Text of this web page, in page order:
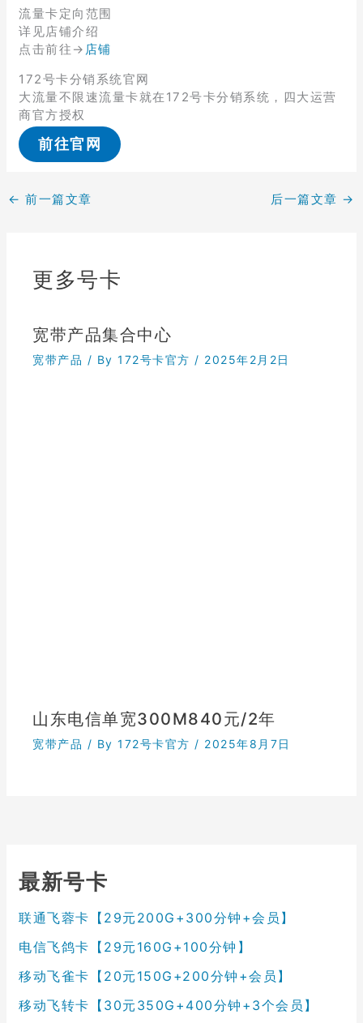
流量卡定向范围
详见店铺介绍
点击前往→ 店铺
172号卡分销系统官网
大流量不限速流量卡就在172号卡分销系统，四大运营
商官方授权
前往官网
← 前一篇文章 后一篇文章 →
更多号卡
宽带产品集合中心
宽带产品 / By172号卡官方 / 2025年2月2日
山东电信单宽300M840元/2年
宽带产品 / By172号卡官方 / 2025年8月7日
最新号卡
联通飞蓉卡【29元200G+300分钟+会员】
电信飞鸽卡【29元160G+100分钟】
移动飞雀卡【20元150G+200分钟+会员】
移动飞转卡【30元350G+400分钟+3个会员】